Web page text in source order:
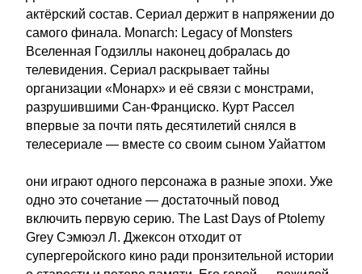
актёрский состав. Сериал держит в напряжении до
самого финала. Monarch: Legacy of Monsters
Вселенная Годзиллы наконец добралась до
телевидения. Сериал раскрывает тайны
организации «Монарх» и её связи с монстрами,
разрушившими Сан-Франциско. Курт Рассел
впервые за почти пять десятилетий снялся в
телесериале — вместе со своим сыном Уайаттом
они играют одного персонажа в разные эпохи. Уже
одно это сочетание — достаточный повод
включить первую серию. The Last Days of Ptolemy
Grey Сэмюэл Л. Джексон отходит от
супергеройского кино ради пронзительной истории